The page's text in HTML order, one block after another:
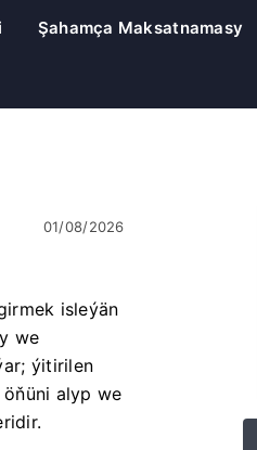
Şahamça Maksatnamasy
01/08/2026
isleýän
we
ýitirilen
alyp we